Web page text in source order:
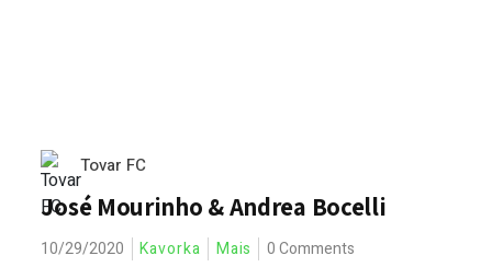
Tovar FC
José Mourinho & Andrea Bocelli
10/29/2020 Kavorka Mais 0 Comments